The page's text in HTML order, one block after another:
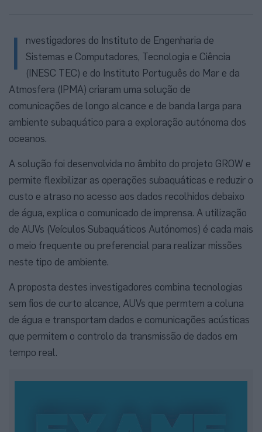
I
nvestigadores do Instituto de Engenharia de
Sistemas e Computadores, Tecnologia e Ciência
(INESC TEC) e do Instituto Português do Mar e da
Atmosfera (IPMA) criaram uma solução de
comunicações de longo alcance e de banda larga para
ambiente subaquático para a exploração autónoma dos
oceanos.
A solução foi desenvolvida no âmbito do projeto GROW e
permite flexibilizar as operações subaquáticas e reduzir o
custo e atraso no acesso aos dados recolhidos debaixo
de água, explica o comunicado de imprensa. A utilização
de AUVs (Veículos Subaquáticos Autónomos) é cada mais
o meio frequente ou preferencial para realizar missões
neste tipo de ambiente.
A proposta destes investigadores combina tecnologias
sem fios de curto alcance, AUVs que permtem a coluna
de água e transportam dados e comunicações acústicas
que permitem o controlo da transmissão de dados em
tempo real.